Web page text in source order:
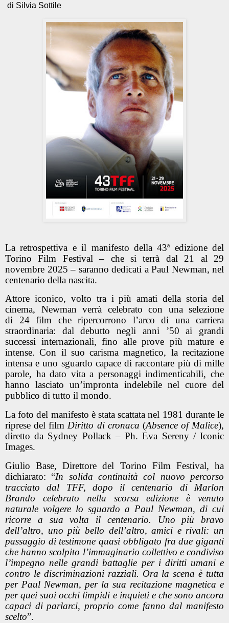
di Silvia Sottile
La retrospettiva e il manifesto della 43ª edizione del
Torino Film Festival – che si terrà dal 21 al 29
novembre 2025 – saranno dedicati a Paul Newman, nel
centenario della nascita.
Attore iconico, volto tra i più amati della storia del
cinema, Newman verrà celebrato con una selezione
di 24 film che ripercorrono l’arco di una carriera
straordinaria: dal debutto negli anni ’50 ai grandi
successi internazionali, fino alle prove più mature e
intense. Con il suo carisma magnetico, la recitazione
intensa e uno sguardo capace di raccontare più di mille
parole, ha dato vita a personaggi indimenticabili, che
hanno lasciato un’impronta indelebile nel cuore del
pubblico di tutto il mondo.
La foto del manifesto è stata scattata nel 1981 durante le
riprese del filmDiritto di cronaca (Absence of Malice),
diretto da Sydney Pollack – Ph. Eva Sereny / Iconic
Images.
Giulio Base, Direttore del Torino Film Festival, ha
dichiarato: “In solida continuità col nuovo percorso
tracciato dal TFF, dopo il centenario di Marlon
Brando celebrato nella scorsa edizione è venuto
naturale volgere lo sguardo a Paul Newman, di cui
ricorre a sua volta il centenario. Uno più bravo
dell’altro, uno più bello dell’altro, amici e rivali: un
passaggio di testimone quasi obbligato fra due giganti
che hanno scolpito l’immaginario collettivo e condiviso
l’impegno nelle grandi battaglie per i diritti umani e
contro le discriminazioni razziali. Ora la scena è tutta
per Paul Newman, per la sua recitazione magnetica e
per quei suoi occhi limpidi e inquieti e che sono ancora
capaci di parlarci, proprio come fanno dal manifesto
scelto”.